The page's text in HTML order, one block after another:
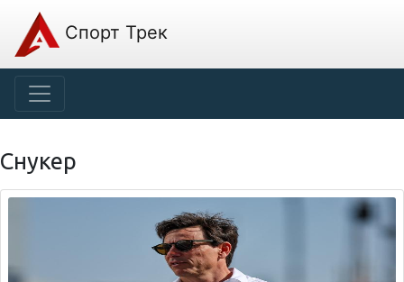
Спорт Трек
Снукер